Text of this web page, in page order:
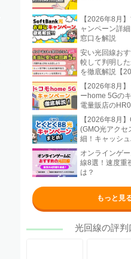
【2026年8月
ャンペーン詳
窓口を解説
安い光回線お
較して判明し
を徹底解説【
【2026年8月
ーhome 5Gの
電量販店の
【2026年8月
(GMO光アクセ
細！キャッシ
法も解説
オンラインゲ
線8選！速度重
は？
もっと見
光回線の評判